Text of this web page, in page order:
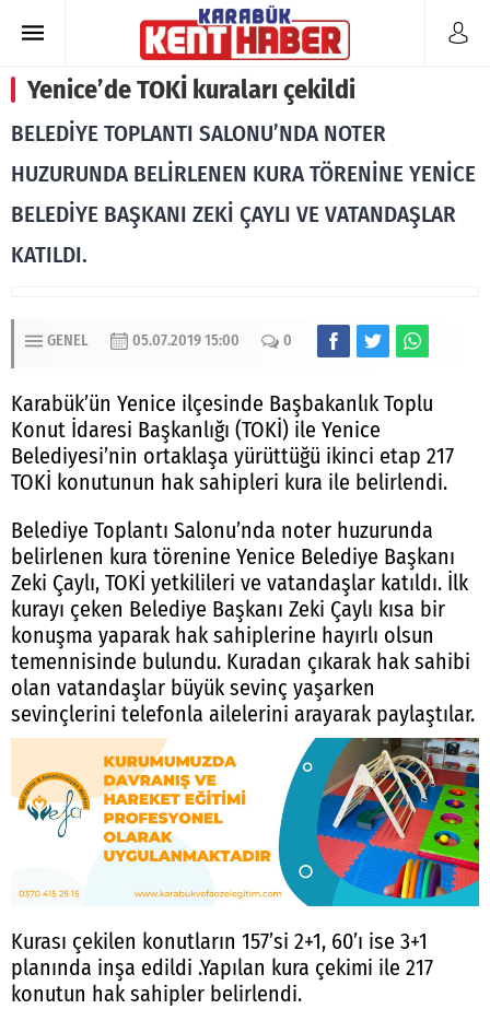
Yenice’de TOKİ kuraları çekildi
BELEDİYE TOPLANTI SALONU’NDA NOTER
HUZURUNDA BELİRLENEN KURA TÖRENİNE YENİCE
BELEDİYE BAŞKANI ZEKİ ÇAYLI VE VATANDAŞLAR
KATILDI.
GENEL 05.07.2019 15:00 0
Karabük’ün Yenice ilçesinde Başbakanlık Toplu
Konut İdaresi Başkanlığı (TOKİ) ile Yenice
Belediyesi’nin ortaklaşa yürüttüğü ikinci etap 217
TOKİ konutunun hak sahipleri kura ile belirlendi.
Belediye Toplantı Salonu’nda noter huzurunda
belirlenen kura törenine Yenice Belediye Başkanı
Zeki Çaylı, TOKİ yetkilileri ve vatandaşlar katıldı. İlk
kurayı çeken Belediye Başkanı Zeki Çaylı kısa bir
konuşma yaparak hak sahiplerine hayırlı olsun
temennisinde bulundu. Kuradan çıkarak hak sahibi
olan vatandaşlar büyük sevinç yaşarken
sevinçlerini telefonla ailelerini arayarak paylaştılar.
Kurası çekilen konutların 157’si 2+1, 60’ı ise 3+1
planında inşa edildi .Yapılan kura çekimi ile 217
konutun hak sahipler belirlendi.